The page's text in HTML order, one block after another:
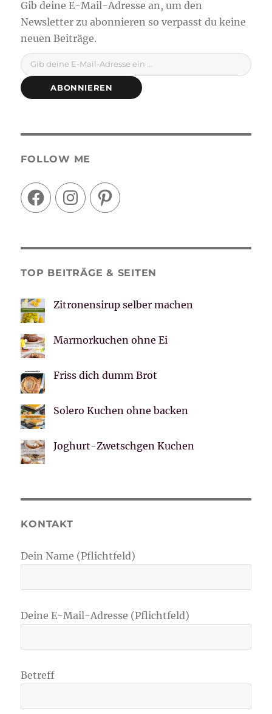
Gib deine E-Mail-Adresse ein ...
ABONNIEREN
FOLLOW ME
FacebookInstagramPinterest
TOP BEITRÄGE & SEITEN
Zitronensirup selber machen
Marmorkuchen ohne Ei
Friss dich dumm Brot
Solero Kuchen ohne backen
Joghurt-Zwetschgen Kuchen
KONTAKT
Dein Name (Pflichtfeld)
Deine E-Mail-Adresse (Pflichtfeld)
Betreff